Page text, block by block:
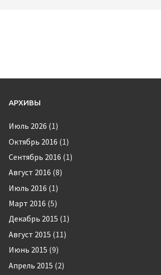
АРХИВЫ
Июль 2026 (1)
Октябрь 2016 (1)
Сентябрь 2016 (1)
Август 2016 (8)
Июль 2016 (1)
Март 2016 (5)
Декабрь 2015 (1)
Август 2015 (11)
Июнь 2015 (9)
Апрель 2015 (2)